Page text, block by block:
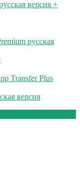
версия +
русская
Transfer Plus
версия